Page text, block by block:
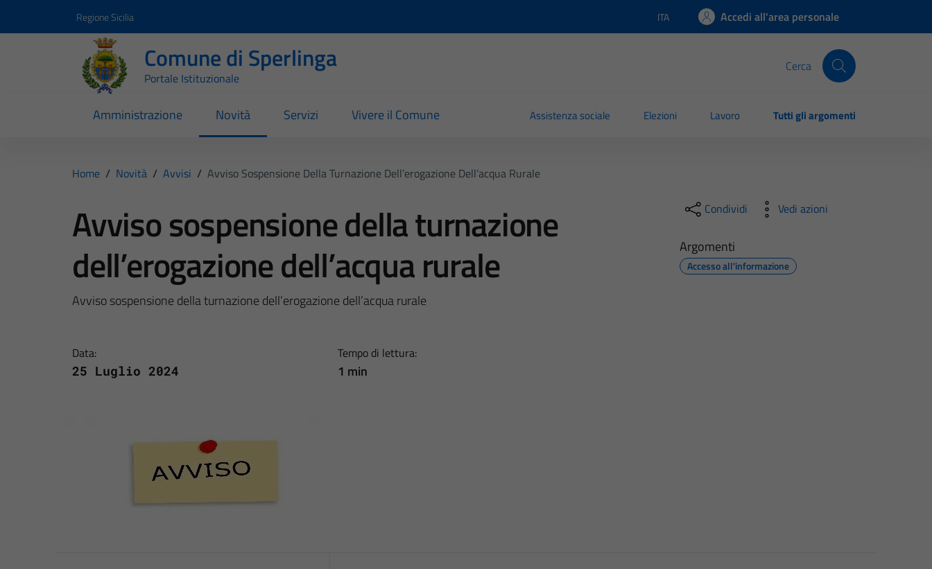
Regione Sicilia Lingua attiva:
ITA Accedi all'area personale
Comune di Sperlinga
Portale Istituzionale
Cerca
Amministrazione Novità Servizi Vivere il Comune Assistenza sociale Elezioni Lavoro Tutti gli argomenti
Home / Novità / Avvisi / Avviso Sospensione Della Turnazione Dell’erogazione Dell’acqua Rurale
Avviso sospensione della turnazione
dell’erogazione dell’acqua rurale
Avviso sospensione della turnazione dell’erogazione dell’acqua rurale
Data:
25 Luglio 2024
Tempo di lettura:
1 min
Condividi Vedi azioni
Argomenti
Accesso all'informazione